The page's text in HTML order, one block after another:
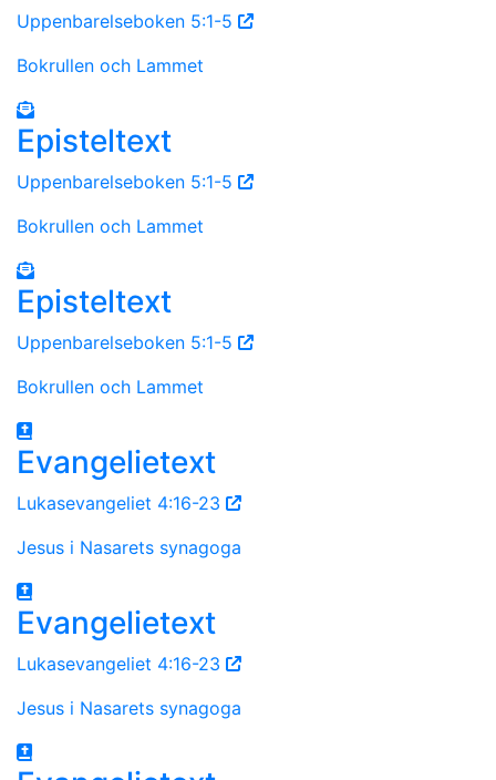
Uppenbarelseboken 5:1-5
Bokrullen och Lammet
Episteltext
Uppenbarelseboken 5:1-5
Bokrullen och Lammet
Episteltext
Uppenbarelseboken 5:1-5
Bokrullen och Lammet
Evangelietext
Lukasevangeliet 4:16-23
Jesus i Nasarets synagoga
Evangelietext
Lukasevangeliet 4:16-23
Jesus i Nasarets synagoga